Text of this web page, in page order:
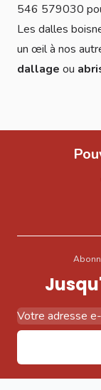
546 579030
Les dalles
un œil à nos
dallage ou